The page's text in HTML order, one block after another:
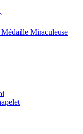
Miraculeuse